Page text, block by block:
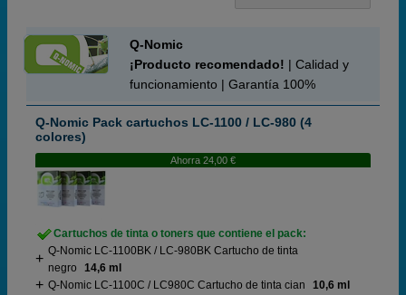
Q-Nomic
¡Producto recomendado! | Calidad y
funcionamiento | Garantía 100%
Q-Nomic Pack cartuchos LC-1100 / LC-980 (4
colores)
Ahorra 24,00 €
Cartuchos de tinta o toners que contiene el pack:
Q-Nomic LC-1100BK / LC-980BK Cartucho de tinta
negro
14,6 ml
Q-Nomic LC-1100C / LC980C Cartucho de tinta cian
10,6 ml